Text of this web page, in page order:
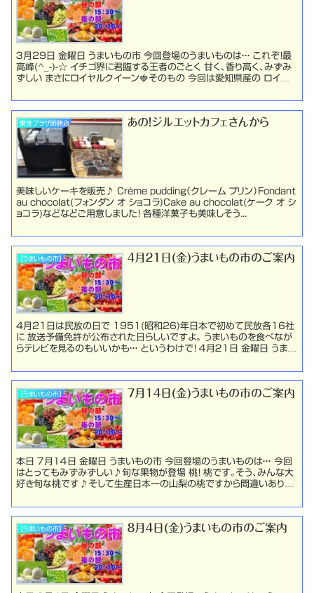
３月29日 金曜日 うまいもの市 今回登場のうまいものは・・・ これぞ！最
高峰(^_-)-☆ イチゴ界に君臨する王者のごとく 甘く、香り高く、みずみ
ずしい まさにロイヤルクイーン🍓そのもの 今回は愛知県産の ロイヤ
東宝プラザ師勝店 あの！ジルエットカフェさんから
美味しいケーキを販売♪ Crème pudding（クレーム プリン）Fondant
au chocolat(フォンダン オ ショコラ)Cake au chocolat(ケーク オ シ
ョコラ)などなどご用意しました！ 各種洋菓子も美味しそう...
【うまいもの市】 ４月２１日(金)うまいもの市のご案内
4月21日は民放の日で 1951(昭和26)年日本で初めて民放各16社
に 放送予備免許が公布された日らしいですよ。 うまいものを食べなが
らテレビを見るのもいいかも・・・ というわけで！ ４月２１日 金曜日 うまい
【うまいもの市】 ７月１４日(金)うまいもの市のご案内
本日 ７月１４日 金曜日 うまいもの市 今回登場のうまいものは・・・ 今回
はとってもみずみずしい♪旬な果物が登場 桃！ 桃です。そう、みんな大
好き旬な桃です♪そして生産日本一の山梨の桃ですから間違いありま
【うまいもの市】 ８月４日(金)うまいもの市のご案内